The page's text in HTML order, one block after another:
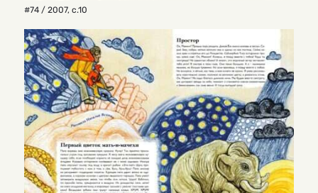
#74 / 2007, с.10